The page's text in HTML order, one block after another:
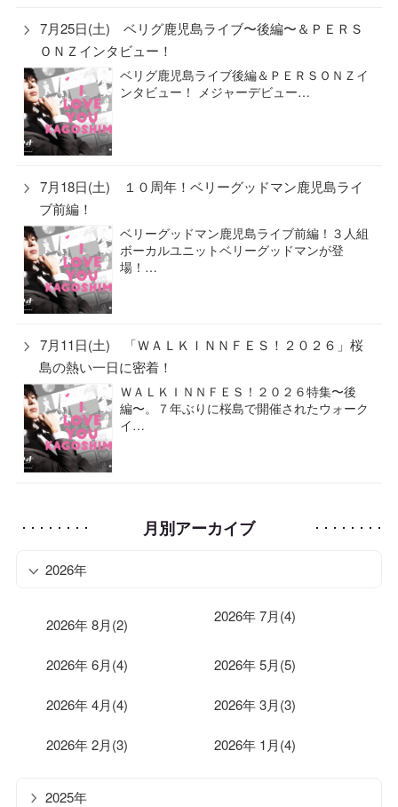
7月25日(土) ベリグ鹿児島ライブ〜後編〜＆ＰＥＲＳ
ＯＮＺインタビュー！
ベリグ鹿児島ライブ後編＆ＰＥＲＳＯＮＺイ
ンタビュー！ メジャーデビュー…
7月18日(土) １０周年！ベリーグッドマン鹿児島ライ
ブ前編！
ベリーグッドマン鹿児島ライブ前編！３人組
ボーカルユニットベリーグッドマンが登
場！…
7月11日(土) 「ＷＡＬＫＩＮＮＦＥＳ！２０２６」桜
島の熱い一日に密着！
ＷＡＬＫＩＮＮＦＥＳ！２０２６特集〜後
編〜。７年ぶりに桜島で開催されたウォーク
イ…
月別アーカイブ
2026年
2026年 8月(2) 2026年 7月(4)
2026年 6月(4) 2026年 5月(5)
2026年 4月(4) 2026年 3月(3)
2026年 2月(3) 2026年 1月(4)
2025年